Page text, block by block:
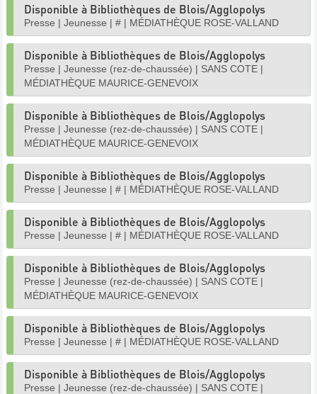
Disponible à Bibliothèques de Blois/Agglopolys
Presse | Jeunesse | # | MÉDIATHÈQUE ROSE-VALLAND
Disponible à Bibliothèques de Blois/Agglopolys
Presse | Jeunesse (rez-de-chaussée) | SANS COTE |
MÉDIATHÈQUE MAURICE-GENEVOIX
Disponible à Bibliothèques de Blois/Agglopolys
Presse | Jeunesse (rez-de-chaussée) | SANS COTE |
MÉDIATHÈQUE MAURICE-GENEVOIX
Disponible à Bibliothèques de Blois/Agglopolys
Presse | Jeunesse | # | MÉDIATHÈQUE ROSE-VALLAND
Disponible à Bibliothèques de Blois/Agglopolys
Presse | Jeunesse | # | MÉDIATHÈQUE ROSE-VALLAND
Disponible à Bibliothèques de Blois/Agglopolys
Presse | Jeunesse (rez-de-chaussée) | SANS COTE |
MÉDIATHÈQUE MAURICE-GENEVOIX
Disponible à Bibliothèques de Blois/Agglopolys
Presse | Jeunesse | # | MÉDIATHÈQUE ROSE-VALLAND
Disponible à Bibliothèques de Blois/Agglopolys
Presse | Jeunesse (rez-de-chaussée) | SANS COTE |